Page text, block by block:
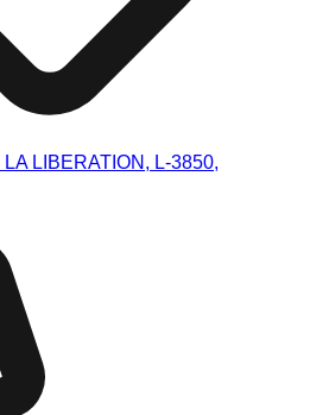
LIBERATION, L-3850,